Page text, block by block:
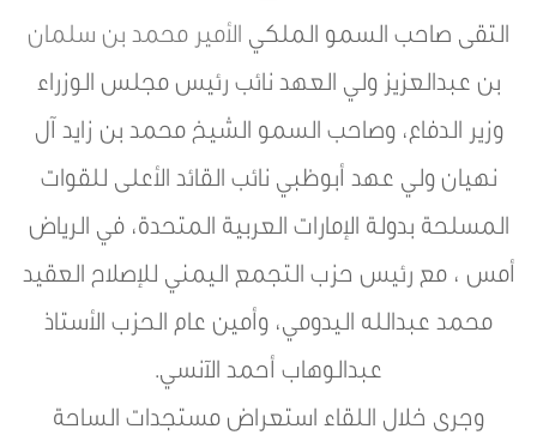
التقى صاحب السمو الملكي الأمير محمد بن سلمان
بن عبدالعزيز ولي العهد نائب رئيس مجلس الوزراء
وزير الدفاع، وصاحب السمو الشيخ محمد بن زايد آل
نهيان ولي عهد أبوظبي نائب القائد الأعلى للقوات
المسلحة بدولة الإمارات العربية المتحدة، في الرياض
أمس ، مع رئيس حزب التجمع اليمني للإصلاح العقيد
محمد عبدالله اليدومي، وأمين عام الحزب الأستاذ
عبدالوهاب أحمد الآنسي.
وجرى خلال اللقاء استعراض مستجدات الساحة